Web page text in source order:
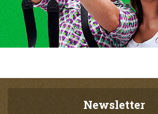
Newsletter